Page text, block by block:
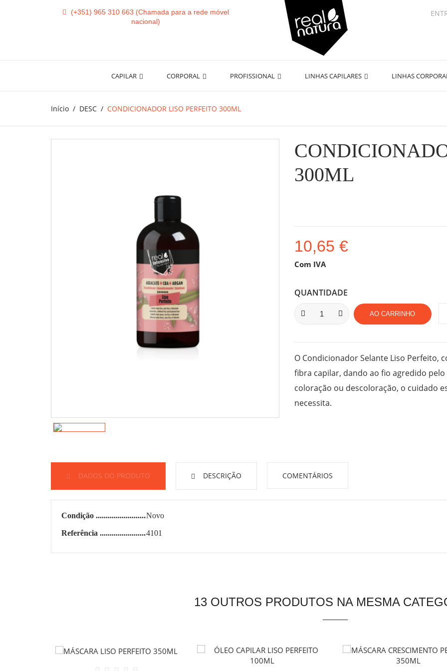
(+351) 965 310 663
CAPILAR CORPORAL PROFISSIONAL LINHAS CAPILARES LINHAS
Início DESC CONDICIONADOR LISO PERFEITO 300ML
300ML
10,65 €
Com IVA
QUANTIDADE
AO CARRINHO
O Condicionador Selante Liso Perfeito,
fibra capilar, dando ao fio agredido
coloração ou descoloração, o cuidado
necessita.
DADOS DO PRODUTO DESCRIÇÃO COMENTÁRIOS
Condição Novo
Referência 4101
13 OUTROS PRODUTOS NA MESMA